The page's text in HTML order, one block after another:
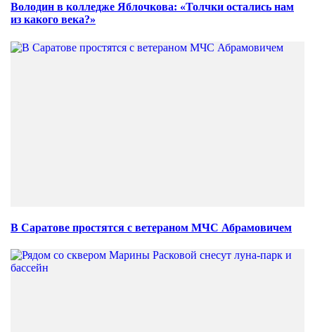
Володин в колледже Яблочкова: «Толчки остались нам
из какого века?»
В Саратове простятся с ветераном МЧС Абрамовичем